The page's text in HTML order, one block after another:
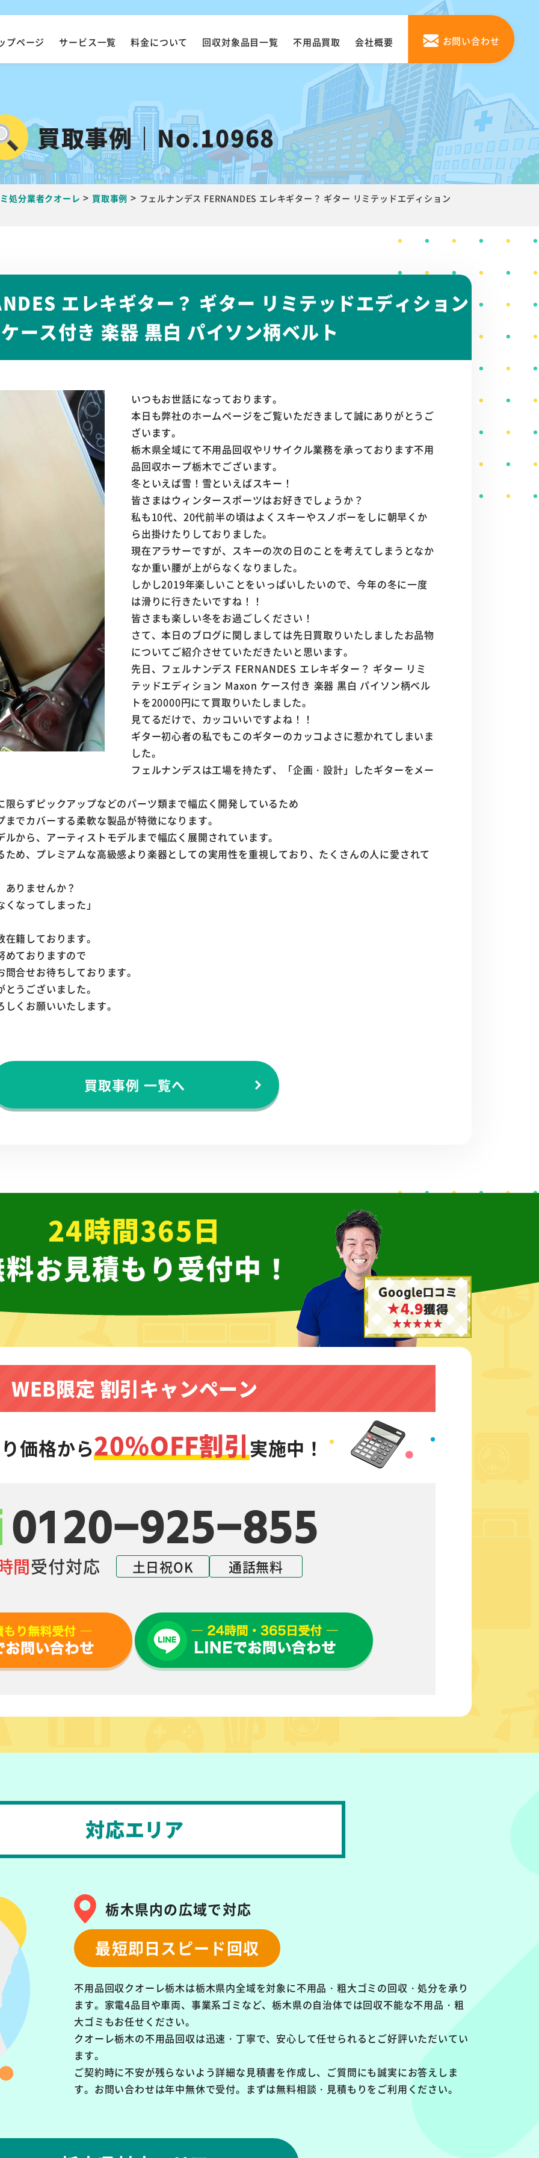
プページ サービス一覧 料金について 回収対象品目一覧 不用品買取 会社概要 お問い合わせ
買取事例｜No.10968
処分業者クオーレ > 買取事例 > フェルナンデス FERNANDES エレキギター？ ギター リミテッドエディション
エレキギター？ ギター リミテッドエディション
ース付き 楽器 黒白 パイソン柄ベルト
いつもお世話になっております。
本日も弊社のホームページをご覧いただきまして誠にありがとうご
ざいます。
栃木県全域にて不用品回収やリサイクル業務を承っております不用
品回収ホープ栃木でございます。
冬といえば雪！雪といえばスキー！
皆さまはウィンタースポーツはお好きでしょうか？
私も10代、20代前半の頃はよくスキーやスノボーをしに朝早くか
ら出掛けたりしておりました。
現在アラサーですが、スキーの次の日のことを考えてしまうとなか
なか重い腰が上がらなくなりました。
しかし2019年楽しいことをいっぱいしたいので、今年の冬に一度
は滑りに行きたいですね！！
皆さまも楽しい冬をお過ごしください！
さて、本日のブログに関しましては先日買取りいたしましたお品物
についてご紹介させていただきたいと思います。
先日、フェルナンデス FERNANDES エレキギター？ ギター リミ
テッドエディション Maxon ケース付き 楽器 黒白 パイソン柄ベル
トを20000円にて買取りいたしました。
見てるだけで、カッコいいですよね！！
ギター初心者の私でもこのギターのカッコよさに惹かれてしまいま
した。
フェルナンデスは工場を持たず、「企画・設計」したギターをメー
らずピックアップなどのパーツ類まで幅広く開発しているため
でカバーする柔軟な製品が特徴になります。
から、アーティストモデルまで幅広く展開されています。
め、プレミアムな高級感より楽器としての実用性を重視しており、たくさんの人に愛されて
りませんか？
なってしまった」
籍しております。
めておりますので
合せお待ちしております。
うございました。
くお願いいたします。
買取事例 一覧へ
24時間365日
お見積もり受付中！
Google口コミ
★4.9獲得
WEB限定 割引キャンペーン
価格から20%OFF割引実施中！
0120-925-855
間受付対応 土日祝OK 通話無料
対応エリア
栃木県内の広域で対応
最短即日スピード回収
不用品回収クオーレ栃木は栃木県内全域を対象に不用品・粗大ゴミの回収・処分を承り
ます。 家電4品目や車両、事業系ゴミなど、栃木県の自治体では回収不能な不用品・粗
大ゴミもお任せください。
クオーレ栃木の不用品回収は迅速・丁寧で、安心して任せられるとご好評いただいてい
ます。
ご契約時に不安が残らないよう詳細な見積書を作成し、ご質問にも誠実にお答えしま
す。お問い合わせは年中無休で受付。まずは無料相談・見積もりをご利用ください。